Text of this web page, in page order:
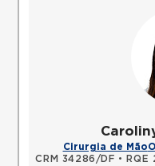
Cirurgia de Mão
CRM 34286/DF • RQE